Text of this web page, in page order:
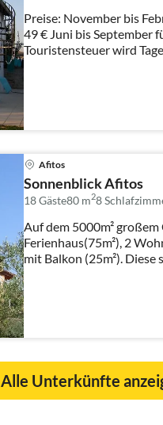
Preise: November bis
49 € Juni bis September
Touristensteuer wird
Afitos
Sonnenblick Afitos
18 Gäste80 m28
Auf dem 5000m² großem Grundstück befinden sich ein
Ferienhaus(75m²), 2 Wohnungen
mit Balkon (25m²). Diese
Alle Unterkünfte